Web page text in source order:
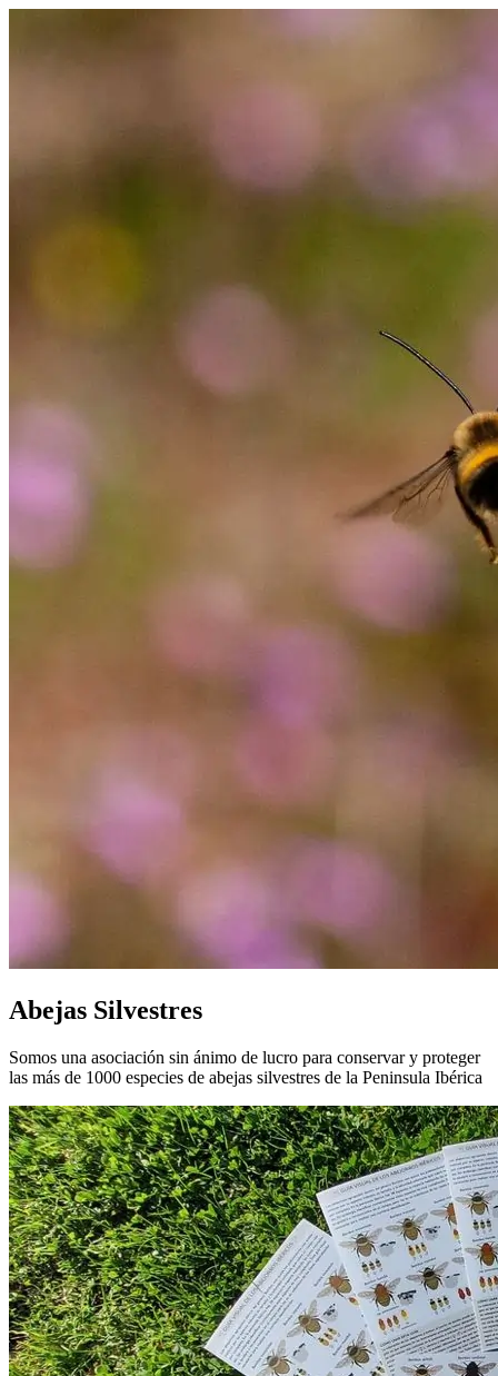
Abejas Silvestres
Somos una asociación sin ánimo de lucro para conservar y proteger
las más de 1000 especies de abejas silvestres de la Peninsula Ibérica